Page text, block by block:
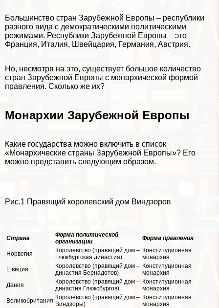
Большинство стран Зарубежной Европы – республики
разного вида с демократическими политическими
режимами. Республики Зарубежной Европы – это
Франция, Италия, Швейцария, Германия, Австрия.
Но, несмотря на это, существует большое количество
стран Зарубежной Европы с монархической формой
правления. Сколько же их?
Монархии Зарубежной Европы
Какие государства можно включить в список
«Монархические страны Зарубежной Европы»? Его
можно представить следующим образом.
Рис.1 Правящий королевский дом Виндзоров
Страна
Форма политической
организации
Форма правления
Норвегия
Королевство (правящий дом –
Глюкбургская династия)
Конституционная
монархия
Швеция
Королевство (правящий дом –
династия Бернадотов)
Конституционная
монархия
Дания
Королевство (правящий дом –
династия Глюксбургов)
Конституционная
монархия
Великобритания Королевство (правящий дом –
Виндзоры)
Конституционная
монархия